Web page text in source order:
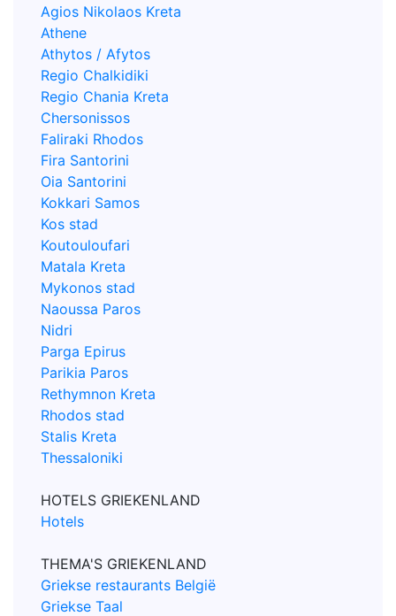
Agios Nikolaos Kreta
Athene
Athytos / Afytos
Regio Chalkidiki
Regio Chania Kreta
Chersonissos
Faliraki Rhodos
Fira Santorini
Oia Santorini
Kokkari Samos
Kos stad
Koutouloufari
Matala Kreta
Mykonos stad
Naoussa Paros
Nidri
Parga Epirus
Parikia Paros
Rethymnon Kreta
Rhodos stad
Stalis Kreta
Thessaloniki
HOTELS GRIEKENLAND
Hotels
THEMA'S GRIEKENLAND
Griekse restaurants België
Griekse Taal